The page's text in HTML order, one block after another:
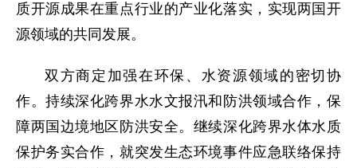
质开源成果在重点行业的产业化落实，实现两国开
源领域的共同发展。
双方商定加强在环保、水资源领域的密切协
作。持续深化跨界水水文报汛和防洪领域合作，保
障两国边境地区防洪安全。继续深化跨界水体水质
保护务实合作，就突发生态环境事件应急联络保持